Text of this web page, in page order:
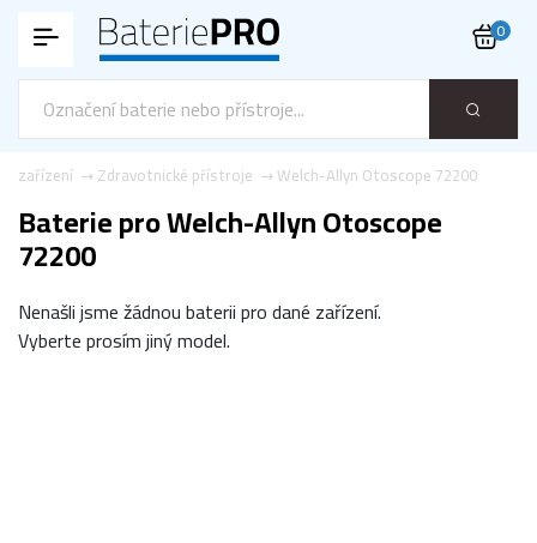
0
Welch-Allyn Otoscope 72200
Zdravotnické přístroje
zařízení
Baterie pro Welch-Allyn Otoscope
72200
Nenašli jsme žádnou baterii pro dané zařízení.
Vyberte prosím jiný model.